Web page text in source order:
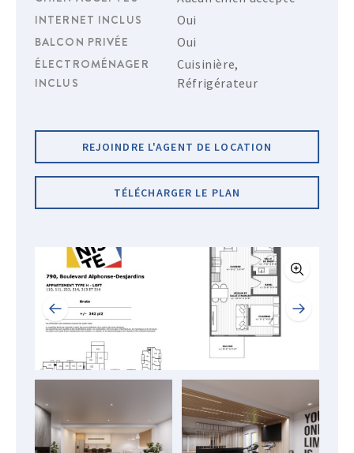
INTERNET INCLUS
Oui
BALCON PRIVÉE
Oui
ÉLECTROMÉNAGER
INCLUS
Cuisinière,
Réfrigérateur
REJOINDRE L'AGENT DE LOCATION
TÉLÉCHARGER LE PLAN